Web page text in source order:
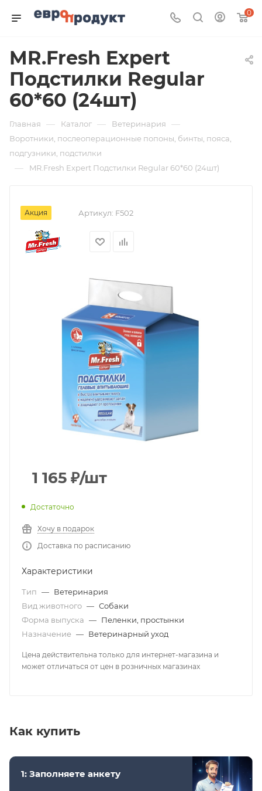
0
MR.Fresh Expert
Подстилки Regular
60*60 (24шт)
Главная — Каталог — Ветеринария —
Воротники, послеоперационные попоны, бинты, пояса,
подгузники, подстилки
— MR.Fresh Expert Подстилки Regular 60*60 (24шт)
Акция Артикул: F502
1 165 ₽/шт
Достаточно
Хочу в подарок
Доставка по расписанию
Характеристики
Тип — Ветеринария
Вид животного — Собаки
Форма выпуска — Пеленки, простынки
Назначение — Ветеринарный уход
Цена действительна только для интернет-магазина и
может отличаться от цен в розничных магазинах
Как купить
1: Заполняете анкету